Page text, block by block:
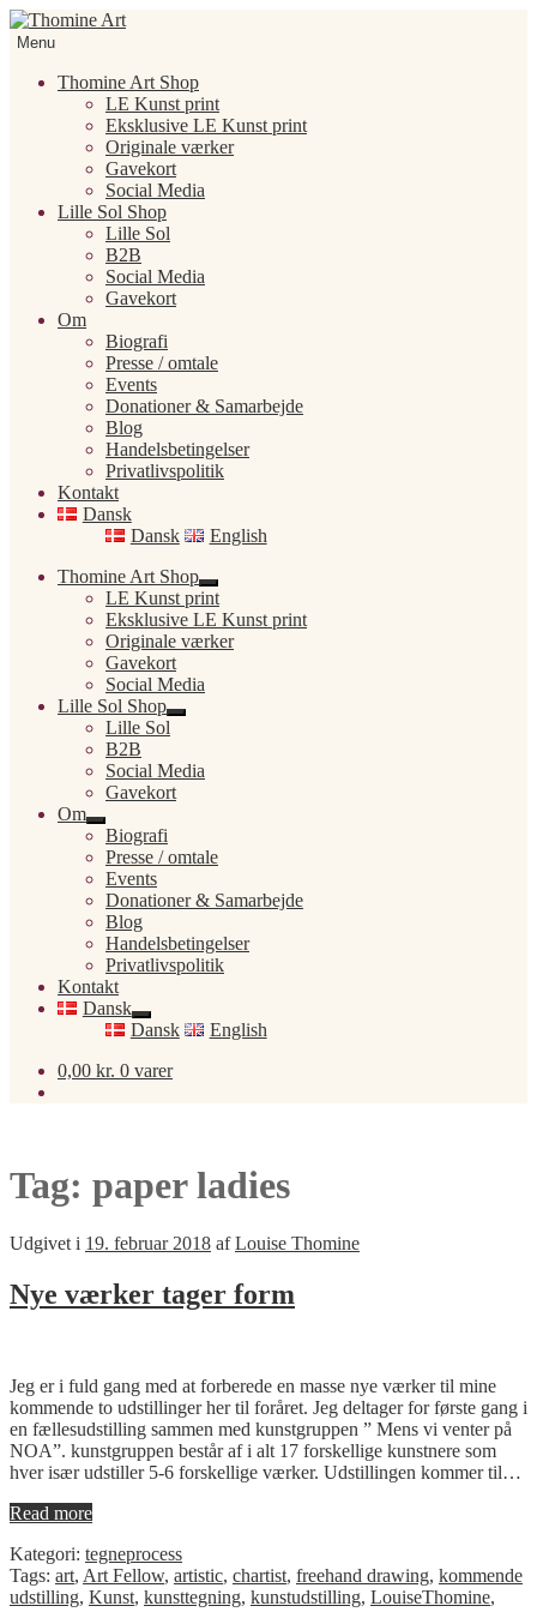
Spring
til
Spring
tilMenu
Thomine Art Shop
LE Kunst print
Eksklusive LE Kunst print
Originale værker
Gavekort
Social Media
Lille Sol Shop
Lille Sol
B2B
Social Media
Gavekort
Om
Biografi
Presse / omtale
Events
Donationer & Samarbejde
Blog
Handelsbetingelser
Privatlivspolitik
Kontakt
Dansk
Dansk
English
Thomine Art Shop
Udfold
undermenu
LE Kunst print
Eksklusive LE Kunst print
Originale værker
Gavekort
Social Media
Lille Sol Shop
Udfold
Lille Sol
B2B
Social Media
Gavekort
Om
Udfold
undermenu
Biografi
Presse / omtale
Events
Donationer & Samarbejde
Blog
Handelsbetingelser
Privatlivspolitik
Kontakt
Dansk
Udfold
undermenu
Dansk
English
0,00 kr. 0 varer
Tag: paper ladies
Udgivet i 19. februar 2018 afLouise Thomine
Nye værker tager form
Jeg er i fuld gang med at forberede en masse nye værker til mine
kommende to udstillinger her til foråret. Jeg deltager for første gang i
en fællesudstilling sammen med kunstgruppen ” Mens vi venter på
NOA”. kunstgruppen består af i alt 17 forskellige kunstnere som
hver især udstiller 5-6 forskellige værker. Udstillingen kommer til…
Read more
Kategori: tegneprocess
Tags: art, Art Fellow, artistic, chartist, freehand drawing, kommende
udstilling, Kunst, kunsttegning, kunstudstilling, LouiseThomine,